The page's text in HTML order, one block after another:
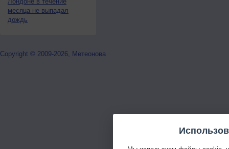
месяца не выпадал
дождь
Copyright © 2009-2026, Метеонова